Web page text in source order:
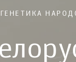
ГЕНЕТИКА